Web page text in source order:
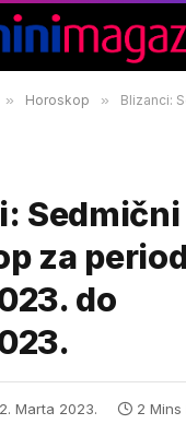
» Horoskop » Blizanci: Sedmični
Sedmični
za
do
Marta 2023. 2 Mins